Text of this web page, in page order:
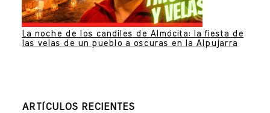
La noche de los candiles de Almócita: la fiesta de
las velas de un pueblo a oscuras en la Alpujarra
ARTÍCULOS RECIENTES